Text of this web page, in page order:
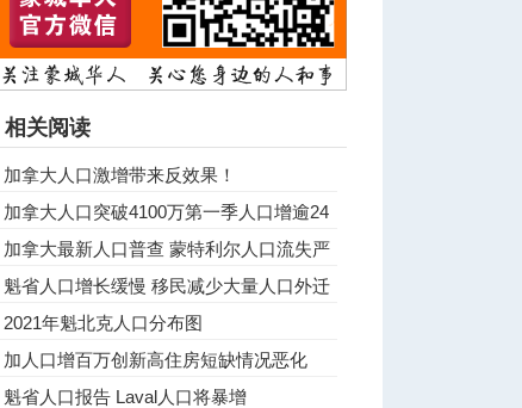
▌相关阅读
加拿大人口激增带来反效果！
加拿大人口突破4100万第一季人口增逾24
万
加拿大最新人口普查 蒙特利尔人口流失严
重
魁省人口增长缓慢 移民减少大量人口外迁
2021年魁北克人口分布图
加人口增百万创新高住房短缺情况恶化
魁省人口报告 Laval人口将暴增